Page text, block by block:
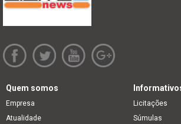
Quem somos
Empresa
Atualidade
Licitações
Súmulas